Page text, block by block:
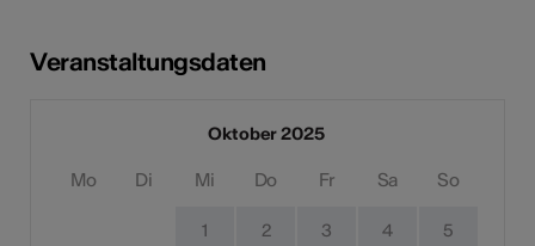
Veranstaltungsdaten
Oktober 2025
Mo Di Mi Do Fr Sa So
1 2 3 4 5